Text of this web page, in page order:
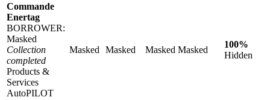
Commande
Enertag
BORROWER:
Masked
Collection
completed
Products &
Services
AutoPILOT
Masked Masked Masked Masked
100%
Hidden